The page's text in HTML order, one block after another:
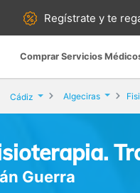
Regístrate yte
Comprar Servicios
Cádiz Algeciras
Guerra